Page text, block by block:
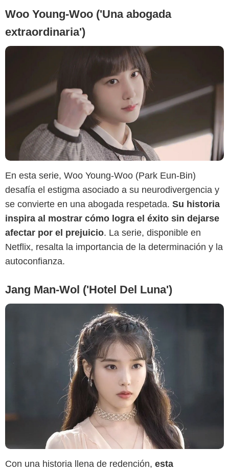
Woo Young-Woo ('Una abogada
extraordinaria')
En esta serie, Woo Young-Woo (Park Eun-Bin)
desafía el estigma asociado a su neurodivergencia y
se convierte en una abogada respetada. Su historia
inspira al mostrar cómo logra el éxito sin dejarse
afectar por el prejuicio. La serie, disponible en
Netflix, resalta la importancia de la determinación y la
autoconfianza.
Jang Man-Wol ('Hotel Del Luna')
Netflix
Con una historia llena de redención, esta
Netflix